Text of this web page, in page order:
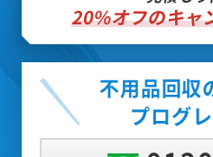
20%オフのキャ
不用品回収
プログ